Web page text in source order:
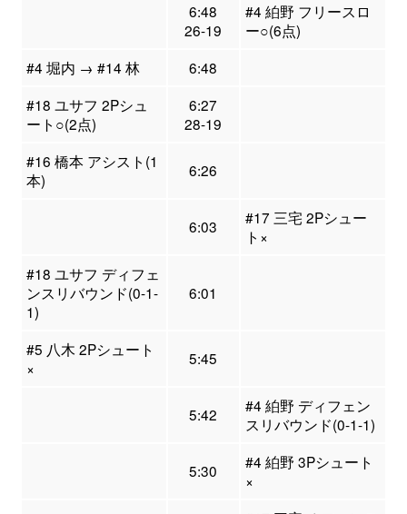
6:48
26-19
#4 絈野 フリースロ
ー○(6点)
#4 堀内 → #14 林
6:48
#18 ユサフ 2Pシュ
ート○(2点)
6:27
28-19
#16 橋本 アシスト(1
本)
6:26
6:03
#17 三宅 2Pシュー
ト×
#18 ユサフ ディフェ
ンスリバウンド(0-1-
1)
6:01
#5 八木 2Pシュート
×
5:45
5:42
#4 絈野 ディフェン
スリバウンド(0-1-1)
5:30
#4 絈野 3Pシュート
×